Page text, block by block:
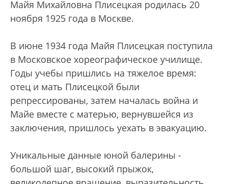
Майя Михайловна Плисецкая родилась 20
ноября 1925 года в Москве.
В июне 1934 года Майя Плисецкая поступила
в Московское хореографическое училище.
Годы учебы пришлись на тяжелое время:
отец и мать Плисецкой были
репрессированы, затем началась война и
Майе вместе с матерью, вернувшейся из
заключения, пришлось уехать в эвакуацию.
Уникальные данные юной балерины -
большой шаг, высокий прыжок,